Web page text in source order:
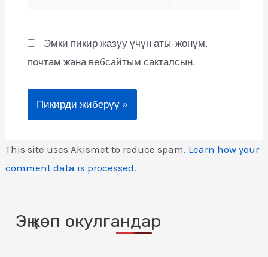
Эмки пикир жазуу үчүн аты-жөнүм,
почтам жана вебсайтым сакталсын.
This site uses Akismet to reduce spam. Learn how your
comment data is processed.
Эң көп окулгандар